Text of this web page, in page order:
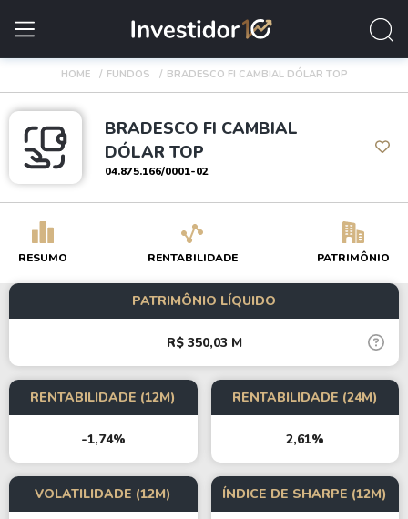
HOME FUNDOS BRADESCO FI CAMBIAL DÓLAR TOP
BRADESCO FI CAMBIAL
DÓLAR TOP
04.875.166/0001-02
RESUMO RENTABILIDADE PATRIMÔNIO
PATRIMÔNIO LÍQUIDO
R$ 350,03 M
RENTABILIDADE (12M)
-1,74%
RENTABILIDADE (24M)
2,61%
VOLATILIDADE (12M) ÍNDICE DE SHARPE (12M)